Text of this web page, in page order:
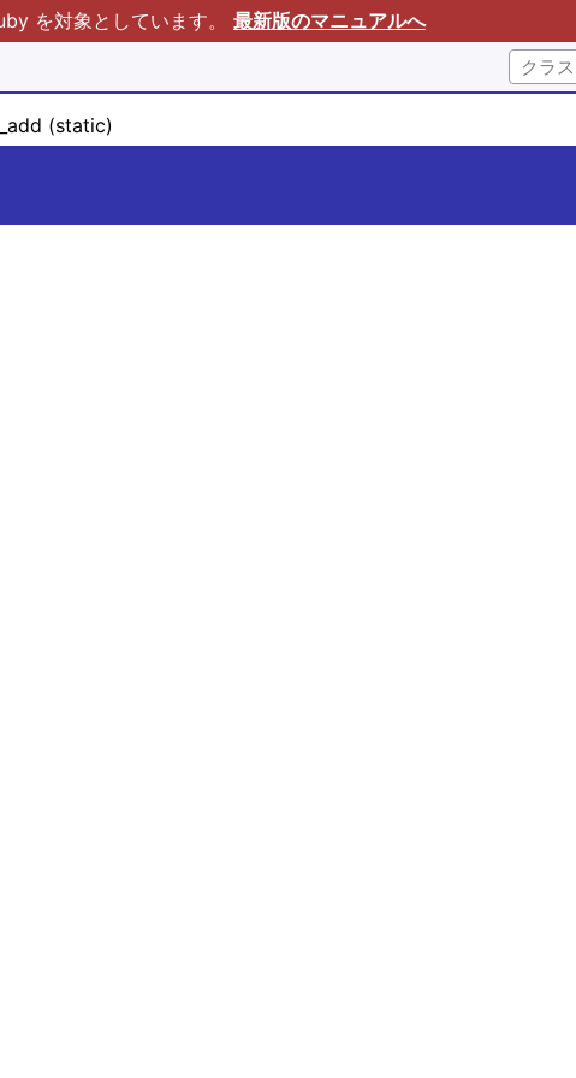
を対象としています。 最新版のマニュアルへ
(static)